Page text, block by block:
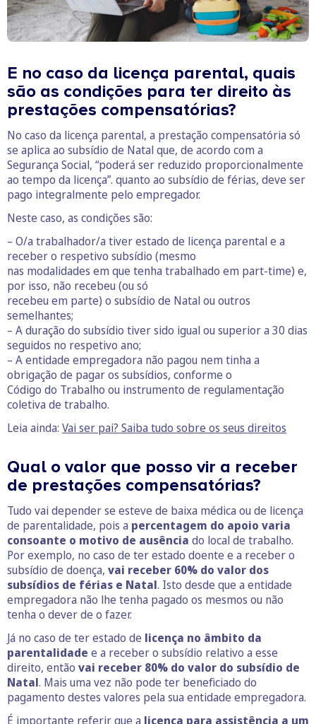
E no caso da licença parental, quais
são as condições para ter direito às
prestações compensatórias?
No caso da licença parental, a prestação compensatória só
se aplica ao subsídio de Natal que, de acordo com a
Segurança Social, “poderá ser reduzido proporcionalmente
ao tempo da licença”. quanto ao subsídio de férias, deve ser
pago integralmente pelo empregador.
Neste caso, as condições são:
– O/a trabalhador/a tiver estado de licença parental e a
receber o respetivo subsídio (mesmo
nas modalidades em que tenha trabalhado em part-time) e,
por isso, não recebeu (ou só
recebeu em parte) o subsídio de Natal ou outros
semelhantes;
– A duração do subsídio tiver sido igual ou superior a 30 dias
seguidos no respetivo ano;
– A entidade empregadora não pagou nem tinha a
obrigação de pagar os subsídios, conforme o
Código do Trabalho ou instrumento de regulamentação
coletiva de trabalho.
Leia ainda: Vai ser pai? Saiba tudo sobre os seus direitos
Qual o valor que posso vir a receber
de prestações compensatórias?
Tudo vai depender se esteve de baixa médica ou de licença
de parentalidade, pois a percentagem do apoio varia
consoante o motivo de ausência do local de trabalho.
Por exemplo, no caso de ter estado doente e a receber o
subsídio de doença, vai receber 60% do valor dos
subsídios de férias e Natal. Isto desde que a entidade
empregadora não lhe tenha pagado os mesmos ou não
tenha o dever de o fazer.
Já no caso de ter estado de licença no âmbito da
parentalidade e a receber o subsídio relativo a esse
direito, então vai receber 80% do valor do subsídio de
Natal. Mais uma vez não pode ter beneficiado do
pagamento destes valores pela sua entidade empregadora.
É importante referir que a licença para assistência a um